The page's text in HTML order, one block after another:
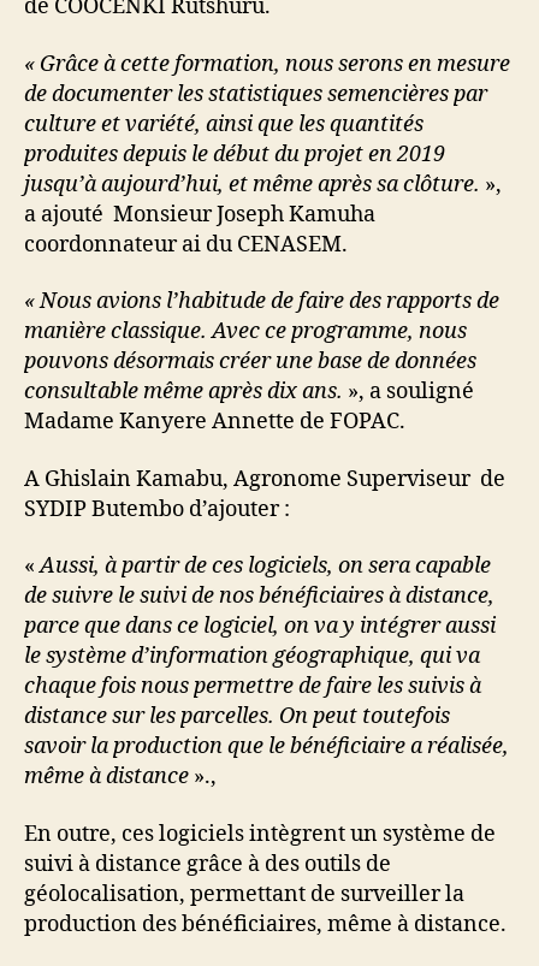
de COOCENKI Rutshuru.
« Grâce à cette formation, nous serons en mesure
de documenter les statistiques semencières par
culture et variété, ainsi que les quantités
produites depuis le début du projet en 2019
jusqu’à aujourd’hui, et même après sa clôture. »,
a ajouté Monsieur Joseph Kamuha
coordonnateur ai du CENASEM.
« Nous avions l’habitude de faire des rapports de
manière classique. Avec ce programme, nous
pouvons désormais créer une base de données
consultable même après dix ans. », a souligné
Madame Kanyere Annette de FOPAC.
A Ghislain Kamabu, Agronome Superviseur de
SYDIP Butembo d’ajouter :
«Aussi, à partir de ces logiciels, on sera capable
de suivre le suivi de nos bénéficiaires à distance,
parce que dans ce logiciel, on va y intégrer aussi
le système d’information géographique, qui va
chaque fois nous permettre de faire les suivis à
distance sur les parcelles. On peut toutefois
savoir la production que le bénéficiaire a réalisée,
même à distance ».,
En outre, ces logiciels intègrent un système de
suivi à distance grâce à des outils de
géolocalisation, permettant de surveiller la
production des bénéficiaires, même à distance.